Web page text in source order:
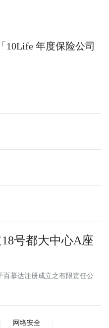
10Life 年度保险公司
号都大中心A座
慕达注册成立之有限责任公
网络安全